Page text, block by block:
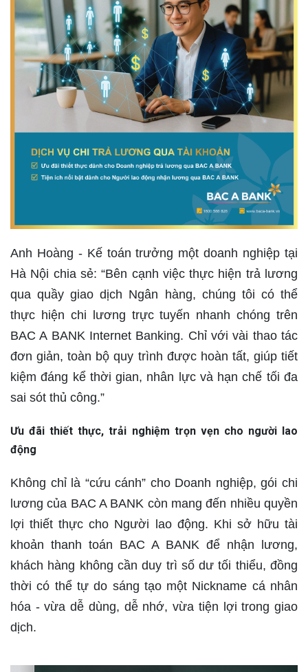
Anh Hoàng - Kế toán trưởng một doanh nghiệp tại
Hà Nội chia sẻ: “Bên cạnh việc thực hiện trả lương
qua quầy giao dịch Ngân hàng, chúng tôi có thể
thực hiện chi lương trực tuyến nhanh chóng trên
BAC A BANK Internet Banking. Chỉ với vài thao tác
đơn giản, toàn bộ quy trình được hoàn tất, giúp tiết
kiệm đáng kể thời gian, nhân lực và hạn chế tối đa
sai sót thủ công.”
Ưu đãi thiết thực, trải nghiệm trọn vẹn cho người lao
động
Không chỉ là “cứu cánh” cho Doanh nghiệp, gói chi
lương của BAC A BANK còn mang đến nhiều quyền
lợi thiết thực cho Người lao động. Khi sở hữu tài
khoản thanh toán BAC A BANK để nhận lương,
khách hàng không cần duy trì số dư tối thiểu, đồng
thời có thể tự do sáng tạo một Nickname cá nhân
hóa - vừa dễ dùng, dễ nhớ, vừa tiện lợi trong giao
dịch.